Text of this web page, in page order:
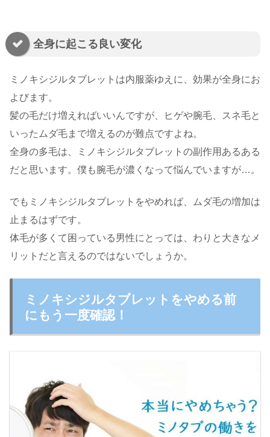
全身に起こる良い変化
ミノキシジルタブレットは内服薬ゆえに、効果が全身にお
よびます。
髪の毛だけ増えればいいんですが、ヒゲや腕毛、スネ毛と
いったムダ毛まで増えるのが難点ですよね。
全身の多毛は、ミノキシジルタブレットの副作用あるある
だと思います。僕も腕毛が濃くなって悩んでいますが…。
でもミノキシジルタブレットをやめれば、ムダ毛の増加は
止まるはずです。
体毛が多くて困っている男性にとっては、わりと大きなメ
リットだと言えるのではないでしょうか。
ミノキシジルタブレットをやめる前
にもう一度確認！